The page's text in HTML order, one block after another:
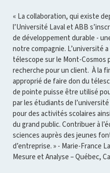
« La collaboration, qui existe
l’Université Laval et ABB
de développement durable -
notre compagnie. L’université
télescope sur le Mont-Cosmos
recherche pour un client. À la
approprié de faire don du
de pointe puisse être utilisé
par les étudiants de
pour des activités scolaires
du grand public. Contribuer à
sciences auprès des jeunes
d’entreprise. » - Marie-France
Mesure et Analyse – Québec,